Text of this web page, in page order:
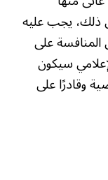
ذلك، يجب عليه
المنافسة على
سيكون
وقادرًا على